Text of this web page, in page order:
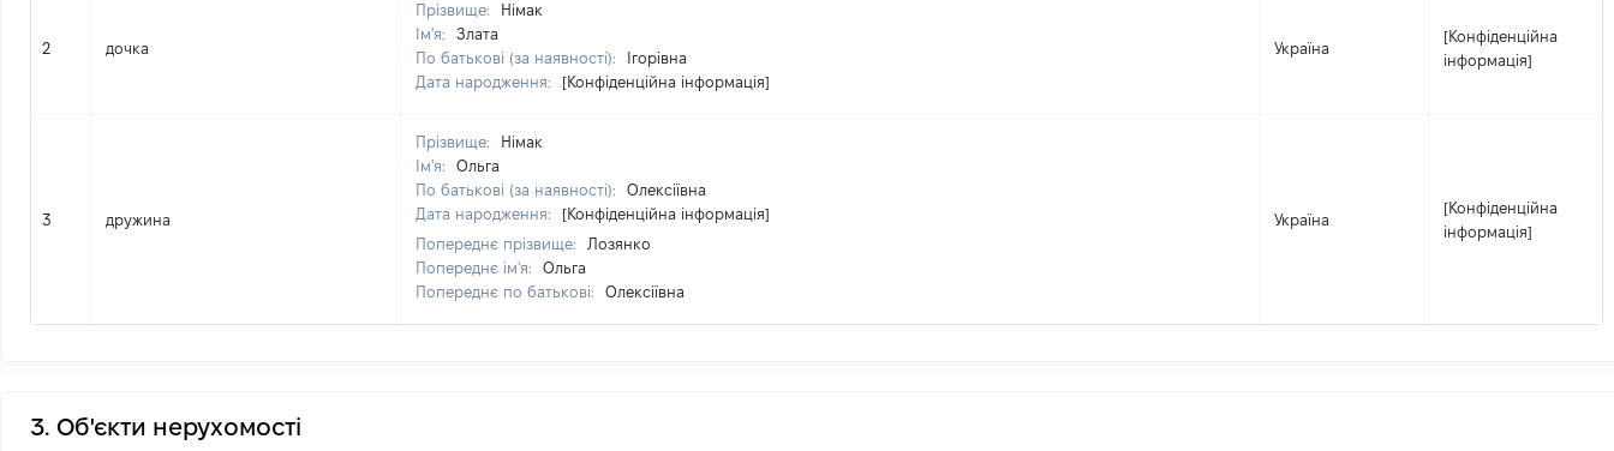
2 дочка
Прізвище:
Німак
Ім'я:
Злата
По батькові (за наявності):
Ігорівна
Дата народження:
[Конфіденційна інформація]
Україна
[Конфіденційна
інформація]
3 дружина
Прізвище:
Німак
Ім'я:
Ольга
По батькові (за наявності):
Олексіївна
Дата народження:
[Конфіденційна інформація]
Попереднє прізвище:
Лозянко
Попереднє ім'я:
Ольга
Попереднє по батькові:
Олексіївна
Україна
[Конфіденційна
інформація]
3. Об'єкти нерухомості